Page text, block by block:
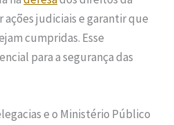
judiciais e garantir que
cumpridas. Esse
para a segurança das
e o Ministério Público